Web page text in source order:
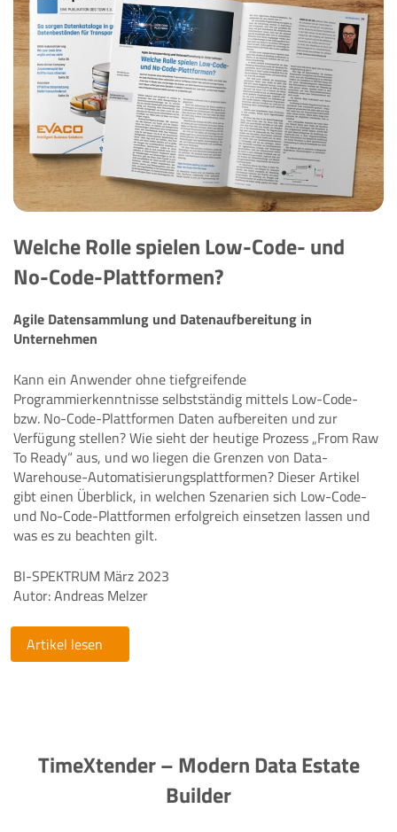
Welche Rolle spielen Low-Code- und
No-Code-Plattformen?
Agile Datensammlung und Datenaufbereitung in
Unternehmen
Kann ein Anwender ohne tiefgreifende
Programmierkenntnisse selbstständig mittels Low-Code-
bzw. No-Code-Plattformen Daten aufbereiten und zur
Verfügung stellen? Wie sieht der heutige Prozess „From Raw
To Ready“ aus, und wo liegen die Grenzen von Data-
Warehouse-Automatisierungsplattformen? Dieser Artikel
gibt einen Überblick, in welchen Szenarien sich Low-Code-
und No-Code-Plattformen erfolgreich einsetzen lassen und
was es zu beachten gilt.
BI-SPEKTRUM März 2023
Autor: Andreas Melzer
Artikel lesen
TimeXtender – Modern Data Estate
Builder